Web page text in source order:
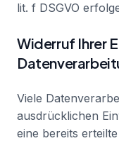
lit. f DSGVO
Widerruf Ihrer
Viele
ausdrücklichen
eine bereits